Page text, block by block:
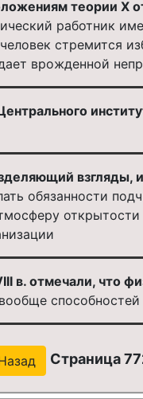
теории X
работник
стремится
врожденной
взгляды,
обязанности
в. отмечали, что
способностей
Страница